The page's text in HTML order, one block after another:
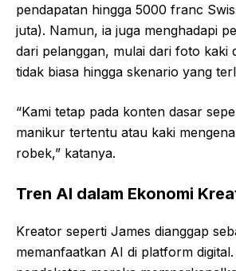
pendapatan hingga 5000 franc
juta). Namun, ia juga menghadapi
dari pelanggan, mulai dari foto kaki
tidak biasa hingga skenario yang
“Kami tetap pada konten dasar
manikur tertentu atau kaki
robek,” katanya.
Tren AI dalam Ekonomi
Kreator seperti James dianggap
memanfaatkan AI di platform